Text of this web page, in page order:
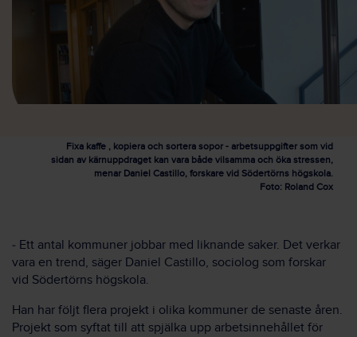
Fixa kaffe , kopiera och sortera sopor - arbetsuppgifter som vid
sidan av kärnuppdraget kan vara både vilsamma och öka stressen,
menar Daniel Castillo, forskare vid Södertörns högskola.
Foto: Roland Cox
‒ Ett antal kommuner jobbar med liknande saker. Det verkar
vara en trend, säger Daniel Castillo, sociolog som forskar
vid Södertörns högskola.
Han har följt flera projekt i olika kommuner de senaste åren.
Projekt som syftat till att spjälka upp arbetsinnehållet för